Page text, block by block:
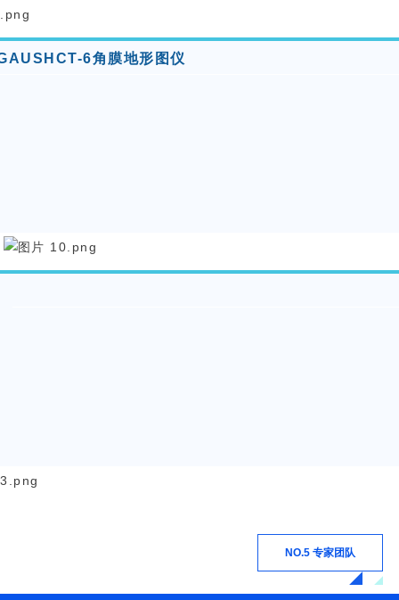
6角膜地形图仪
NO.5 专家团队